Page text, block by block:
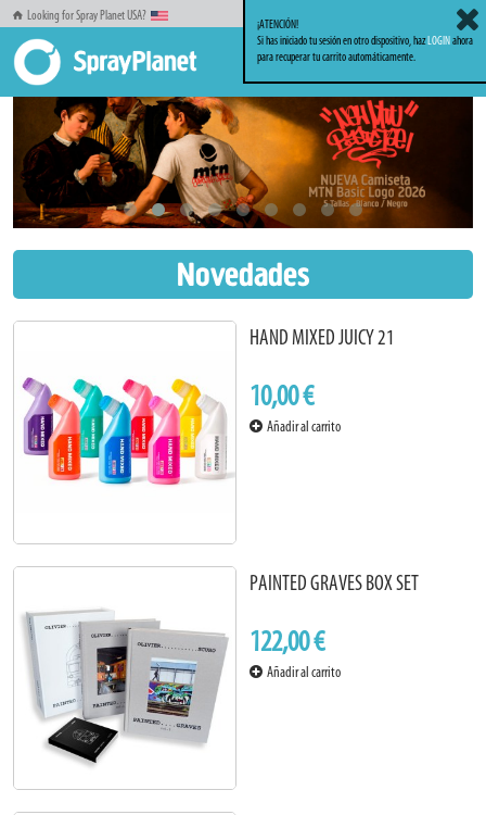
Looking for Spray Planet USA?
Novedades
HAND MIXED JUICY 21
10,00 €
Añadir al carrito
PAINTED GRAVES BOX SET
122,00 €
Añadir al carrito
¡ATENCIÓN!
Si has iniciado tu sesión en otro dispositivo, hazLOGINahora
para recuperar tu carrito automáticamente.